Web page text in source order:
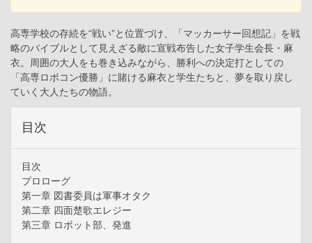
高専学校の存続を“戦い”と位置づけ、「マッカーサー回想記」を戦
略のバイブルとして見えざる敵に宣戦布告した女子学生会長・麻
衣。周囲の大人をも巻き込みながら、勝利への決定打としての
「高専ロボコン優勝」に賭ける麻衣と学生たちと、夢を取り戻し
ていく大人たちの物語。
目次
目次
プロローグ
第一章 図書委員は軍事オタク
第二章 四面楚歌エレジー
第三章 ロボット部、発進